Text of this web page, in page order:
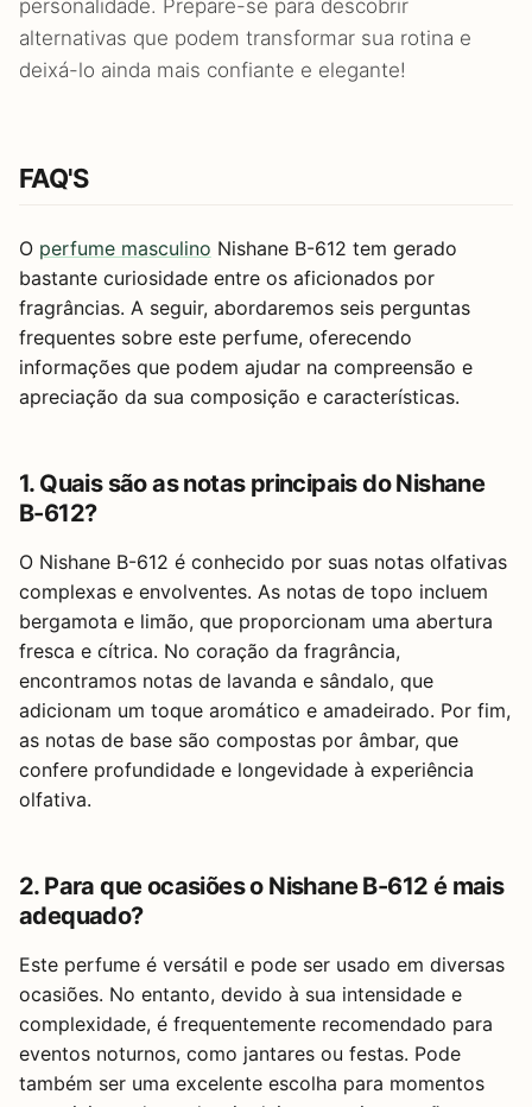
personalidade. Prepare-se para descobrir
alternativas que podem transformar sua rotina e
deixá-lo ainda mais confiante e elegante!
FAQ'S
O perfume masculino Nishane B-612 tem gerado
bastante curiosidade entre os aficionados por
fragrâncias. A seguir, abordaremos seis perguntas
frequentes sobre este perfume, oferecendo
informações que podem ajudar na compreensão e
apreciação da sua composição e características.
1. Quais são as notas principais do Nishane
B-612?
O Nishane B-612 é conhecido por suas notas olfativas
complexas e envolventes. As notas de topo incluem
bergamota e limão, que proporcionam uma abertura
fresca e cítrica. No coração da fragrância,
encontramos notas de lavanda e sândalo, que
adicionam um toque aromático e amadeirado. Por fim,
as notas de base são compostas por âmbar, que
confere profundidade e longevidade à experiência
olfativa.
2. Para que ocasiões o Nishane B-612 é mais
adequado?
Este perfume é versátil e pode ser usado em diversas
ocasiões. No entanto, devido à sua intensidade e
complexidade, é frequentemente recomendado para
eventos noturnos, como jantares ou festas. Pode
também ser uma excelente escolha para momentos